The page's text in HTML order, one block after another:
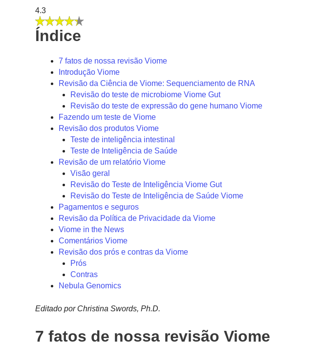
4.3
Índice
7 fatos de nossa revisão Viome
Introdução Viome
Revisão da Ciência de Viome: Sequenciamento de RNA
Revisão do teste de microbiome Viome Gut
Revisão do teste de expressão do gene humano Viome
Fazendo um teste de Viome
Revisão dos produtos Viome
Teste de inteligência intestinal
Teste de Inteligência de Saúde
Revisão de um relatório Viome
Visão geral
Revisão do Teste de Inteligência Viome Gut
Revisão do Teste de Inteligência de Saúde Viome
Pagamentos e seguros
Revisão da Política de Privacidade da Viome
Viome in the News
Comentários Viome
Revisão dos prós e contras da Viome
Prós
Contras
Nebula Genomics
Editado por Christina Swords, Ph.D.
7 fatos de nossa revisão Viome